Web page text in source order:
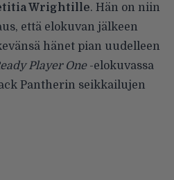
Wrightille. Hän on niin
että elokuvan jälkeen
hänet pian uudelleen
Player One-elokuvassa
Pantherin seikkailujen